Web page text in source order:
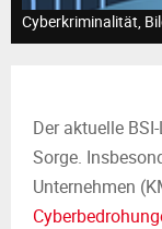
M
N
U
Cyberkriminalität,
Der aktuelle
Sorge.
Unternehmen